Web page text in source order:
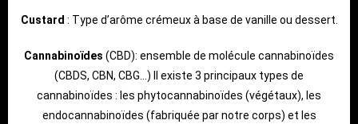
Custard : Type d’arôme crémeux à base de vanille ou dessert.
Cannabinoïdes (CBD): ensemble de molécule cannabinoïdes
(CBDS, CBN, CBG…) Il existe 3 principaux types de
cannabinoïdes : les phytocannabinoïdes (végétaux), les
endocannabinoïdes (fabriquée par notre corps) et les